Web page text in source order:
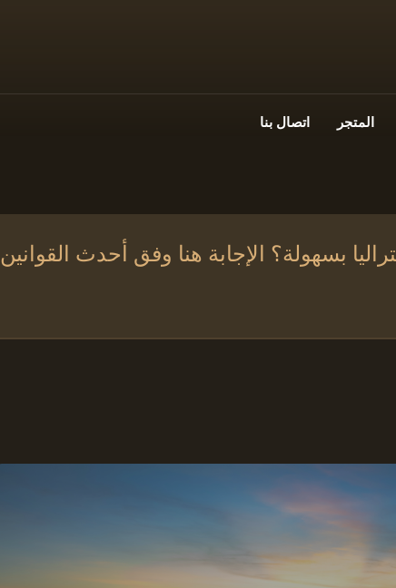
المتجر اتصال بنا
بسهولة؟ الإجابة هنا وفق أحدث القوانين